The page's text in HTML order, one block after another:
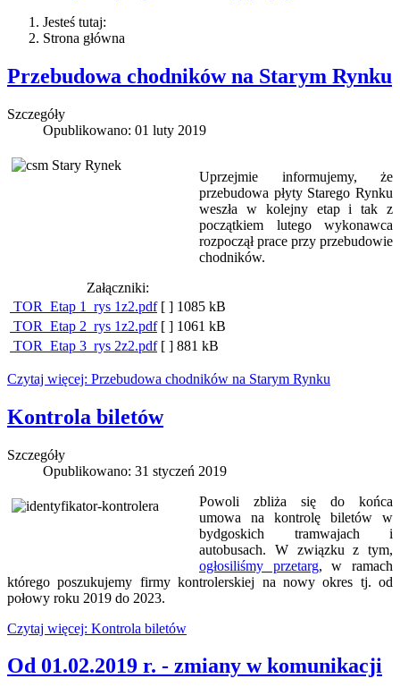
Jesteś tutaj:
Strona główna
Przebudowa chodników na Starym Rynku
Szczegóły
Opublikowano: 01 luty 2019
Uprzejmie informujemy, że
przebudowa płyty Starego Rynku
weszła w kolejny etap i tak z
początkiem lutego wykonawca
rozpoczął prace przy przebudowie
chodników.
Załączniki:
TOR_Etap 1_rys 1z2.pdf [ ] 1085 kB
TOR_Etap 2_rys 1z2.pdf [ ] 1061 kB
TOR_Etap 3_rys 2z2.pdf [ ] 881 kB
Czytaj więcej: Przebudowa chodników na Starym Rynku
Kontrola biletów
Szczegóły
Opublikowano: 31 styczeń 2019
Powoli zbliża się do końca
umowa na kontrolę biletów w
bydgoskich tramwajach i
autobusach. W związku z tym,
ogłosiliśmy przetarg, w ramach
którego poszukujemy firmy kontrolerskiej na nowy okres tj. od
połowy roku 2019 do 2023.
Czytaj więcej: Kontrola biletów
Od 01.02.2019 r. - zmiany w komunikacji